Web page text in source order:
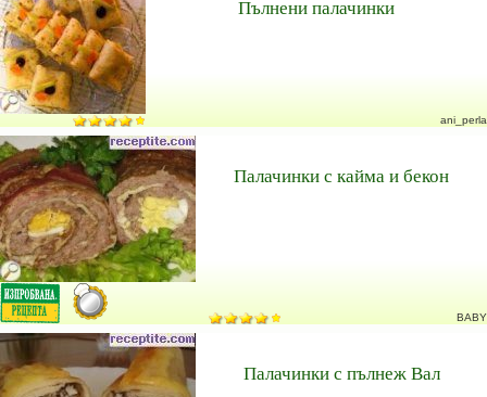
Пълнени палачинки
ani_perla
Палачинки с кайма и бекон
BABY
Палачинки с пълнеж Вал